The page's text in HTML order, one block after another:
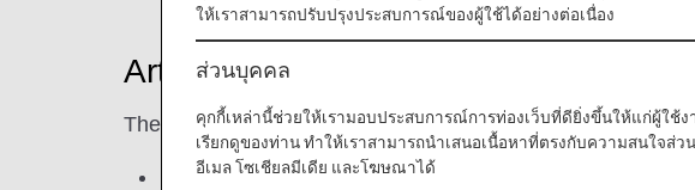
Article 2 Definitions
The following definitions have been added.
Premium Member
ให้เราสามารถปรับปรุงประสบการณ์ของผู้ใช้ได้อย่างต่อเนื่อง
ส่วนบุคคล
คุกกี้เหล่านี้ช่วยให้เรามอบประสบการณ์การท่องเว็บที่ดียิ่งขึ้นให้แก่ผู้ใช้
เรียกดูของท่าน ทำให้เราสามารถนำเสนอเนื้อหาที่ตรงกับความสนใจส่
อีเมล โซเชียลมีเดีย และโฆษณาได้